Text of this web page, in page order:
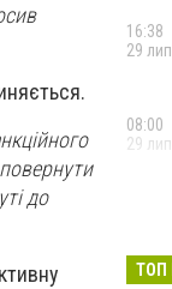
до
16:38
29
08:00
29
ТОП